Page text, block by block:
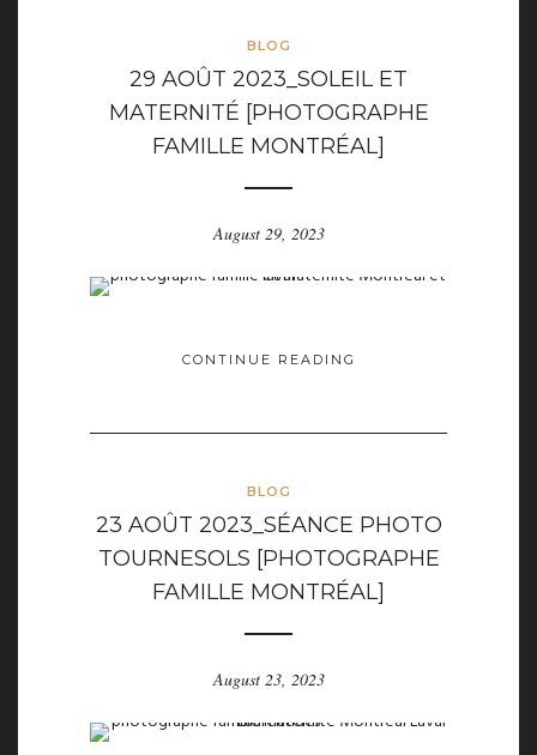
BLOG
29 AOÛT 2023_SOLEIL ET
MATERNITÉ [PHOTOGRAPHE
FAMILLE MONTRÉAL]
August 29, 2023
CONTINUE READING
BLOG
23 AOÛT 2023_SÉANCE PHOTO
TOURNESOLS [PHOTOGRAPHE
FAMILLE MONTRÉAL]
August 23, 2023